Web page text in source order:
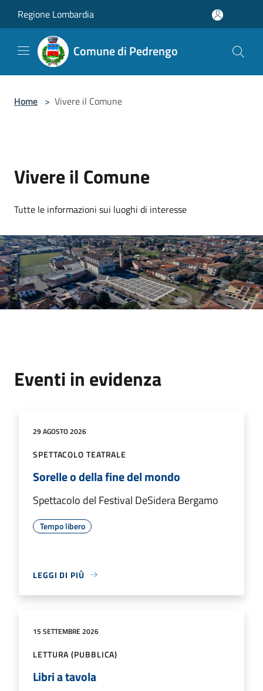
Regione Lombardia
Comune di Pedrengo
Home > Vivere il Comune
Vivere il Comune
Tutte le informazioni sui luoghi di interesse
Eventi in evidenza
29 AGOSTO 2026
SPETTACOLO TEATRALE
Sorelle o della fine del mondo
Spettacolo del Festival DeSidera Bergamo
Tempo libero
LEGGI DI PIÙ
15 SETTEMBRE 2026
LETTURA (PUBBLICA)
Libri a tavola